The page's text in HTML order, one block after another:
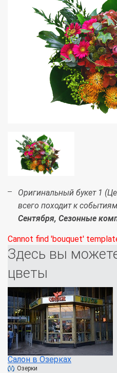
Оригинальный букет 1
всего походит к
Сентября, Сезонные
Cannot find 'bouquet'
Здесь вы
цветы
Салон в Озерках
Озерки